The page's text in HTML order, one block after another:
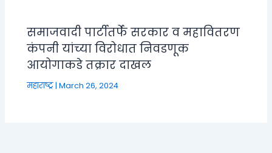
समाजवादी पार्टीतर्फे सरकार व महावितरण
कंपनी यांच्या विरोधात निवडणूक
आयोगाकडे तक्रार दाखल
महाराष्ट्र|March 26, 2024